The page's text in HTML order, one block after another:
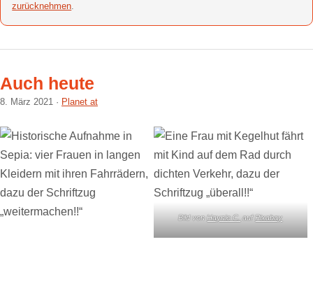
zurücknehmen.
Auch heute
8. März 2021 Planet at
Bild vonHaynie C. aufPixabay